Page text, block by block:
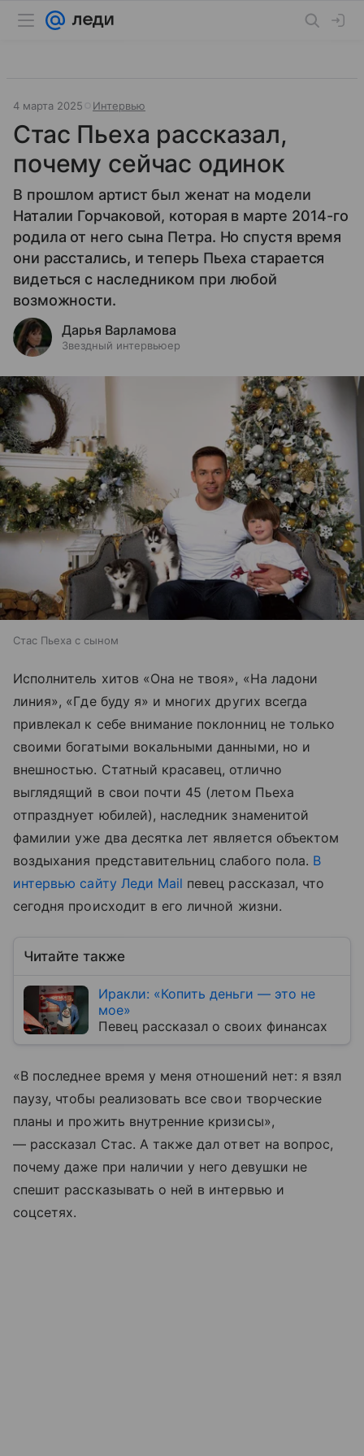
4 марта 2025 Интервью
Стас Пьеха рассказал,
почему сейчас одинок
В прошлом артист был женат на модели
Наталии Горчаковой, которая в марте 2014-го
родила от него сына Петра. Но спустя время
они расстались, и теперь Пьеха старается
видеться с наследником при любой
возможности.
Дарья Варламова
Звездный интервьюер
Стас Пьеха с сыном
Исполнитель хитов «Она не твоя», «На ладони
линия», «Где буду я» и многих других всегда
привлекал к себе внимание поклонниц не только
своими богатыми вокальными данными, но и
внешностью. Статный красавец, отлично
выглядящий в свои почти 45 (летом Пьеха
отпразднует юбилей), наследник знаменитой
фамилии уже два десятка лет является объектом
воздыхания представительниц слабого пола. В
интервью сайту Леди Mail певец рассказал, что
сегодня происходит в его личной жизни.
Читайте также
Иракли: «Копить деньги — это не
мое»
Певец рассказал о своих финансах
«В последнее время у меня отношений нет: я взял
паузу, чтобы реализовать все свои творческие
планы и прожить внутренние кризисы»,
— рассказал Стас. А также дал ответ на вопрос,
почему даже при наличии у него девушки не
спешит рассказывать о ней в интервью и
соцсетях.